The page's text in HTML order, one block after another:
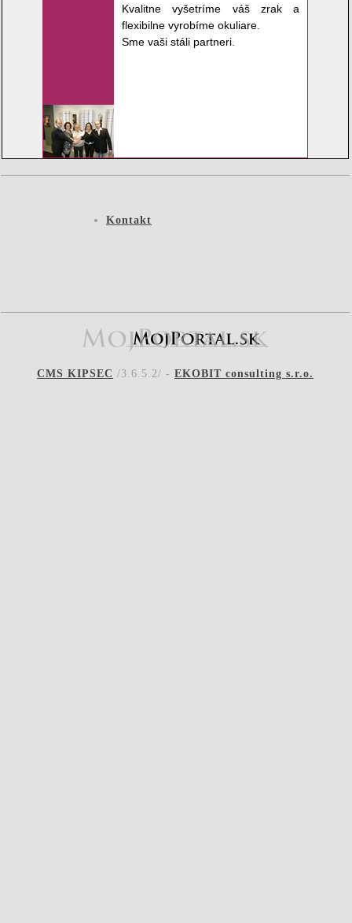
Kvalitne vyšetríme váš zrak a
flexibilne vyrobíme okuliare.
Sme vaši stáli partneri.
Kontakt
CMS KIPSEC /3.6.5.2/ -EKOBIT consulting s.r.o.